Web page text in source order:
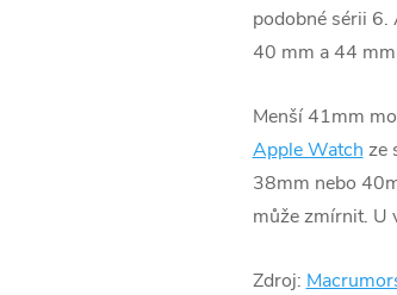
podobné sérii
40 mm a 44
Menší 41mm
Apple Watch ze
38mm nebo
může zmírnit. U
Zdroj: